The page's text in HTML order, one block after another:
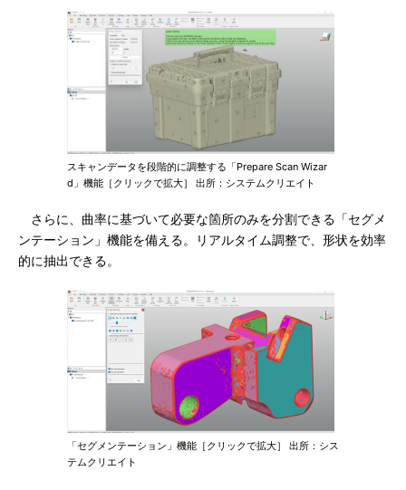
スキャンデータを段階的に調整する「Prepare Scan Wizar
d」機能［クリックで拡大］ 出所：システムクリエイト
さらに、曲率に基づいて必要な箇所のみを分割できる「セグメ
ンテーション」機能を備える。リアルタイム調整で、形状を効率
的に抽出できる。
「セグメンテーション」機能［クリックで拡大］ 出所：シス
テムクリエイト